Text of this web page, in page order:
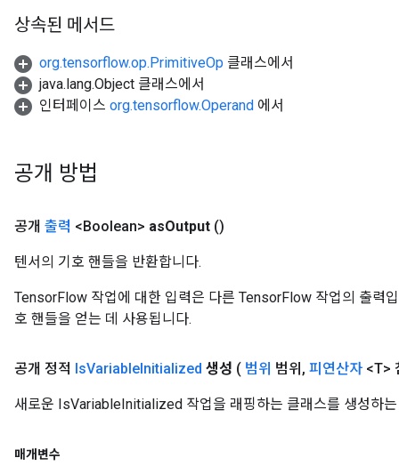
상속된 메서드
org.tensorflow.op.PrimitiveOp 클래스에서
java.lang.Object 클래스에서
인터페이스 org.tensorflow.Operand 에서
공개 방법
공개 출력 <Boolean> asOutput ()
텐서의 기호 핸들을 반환합니다.
TensorFlow 작업에 대한 입력은 다른 TensorFlow 작업의 출력
호 핸들을 얻는 데 사용됩니다.
공개 정적 IsVariableInitialized 생성 ( 범위 범위 , 피연산자 <T>
새로운 IsVariableInitialized 작업을 래핑하는 클래스를 생성하
매개변수